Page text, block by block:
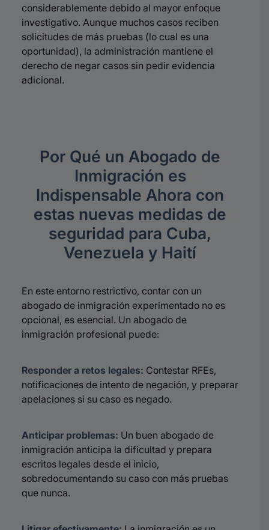
considerablemente debido al mayor enfoque
investigativo. Aunque muchos casos reciben
solicitudes de más pruebas (lo cual es una
oportunidad), la administración mantiene el
derecho de negar casos sin pedir evidencia
adicional.
Por Qué un Abogado de
Inmigración es
Indispensable Ahora con
estas nuevas medidas de
seguridad para Cuba,
Venezuela y Haití
En este entorno restrictivo, contar con un
abogado de inmigración experimentado no es
opcional, es esencial. Un abogado de
inmigración profesional puede:
Responder a retos legales: Contestar RFEs,
notificaciones de intento de negación, y preparar
apelaciones si su caso es negado.
Anticipar problemas: Un buen abogado de
inmigración anticipa la dificultad y prepara
escritos legales desde el inicio,
sobredocumentando su caso con más pruebas
que nunca.